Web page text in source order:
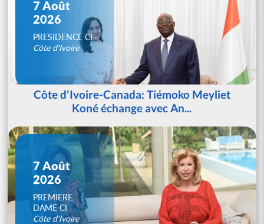
7 Août
2026
PRESIDENCE CI
Côte d'Ivoire
Côte d'Ivoire-Canada: Tiémoko Meyliet
Koné échange avec An...
7 Août
2026
PREMIERE
DAME CI
Côte d'Ivoire